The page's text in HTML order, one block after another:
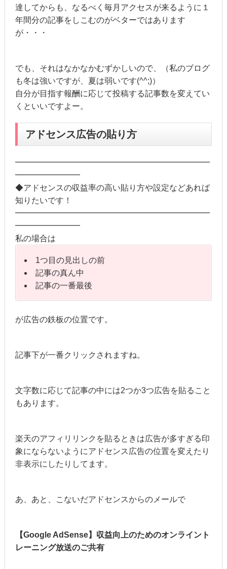
達してからも、なるべく毎月アクセスが来るように１
年間分の記事をしこむのがベターではあります
が・・・
でも、それはなかなかむずかしいので、（私のブログ
も冬は強いですが、夏は弱いです(^^;)）
自分が目指す報酬に応じて投稿する記事数を変えてい
くといいですよー。
アドセンス広告の貼り方
━━━━━━━━━━━━━━━━━━━━━━━━
━━━━━━━━
◆アドセンスの収益率の高い貼り方や設定などあれば
知りたいです！
━━━━━━━━━━━━━━━━━━━━━━━━
━━━━━━━━
私の場合は
1つ目の見出しの前
記事の真ん中
記事の一番最後
が広告の鉄板の位置です。
記事下が一番クリックされますね。
文字数に応じて記事の中には2つか3つ広告を貼ること
もあります。
楽天のアフィリリンクを貼るときは広告が多すぎる印
象にならないようにアドセンス広告の位置を変えたり
非表示にしたりしてます。
あ、あと、こないだアドセンスからのメールで
【Google AdSense】収益向上のためのオンライント
レーニング放送のご共有